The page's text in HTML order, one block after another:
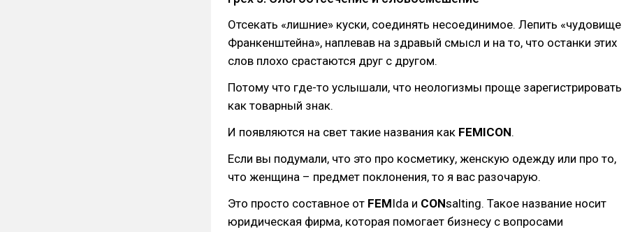
Отсекать «лишние» куски, соединять несоединимое. Лепить «чудовище
Франкенштейна», наплевав на здравый смысл и на то, что останки этих
слов плохо срастаются друг с другом.⠀
Потому что где-то услышали, что неологизмы проще зарегистрировать
как товарный знак.⠀
И появляются на свет такие названия как FEMICON.
Если вы подумали, что это про косметику, женскую одежду или про то,
что женщина – предмет поклонения, то я вас разочарую.
Это просто составное от FEMIda и CONsalting. Такое название носит
юридическая фирма, которая помогает бизнесу с вопросами